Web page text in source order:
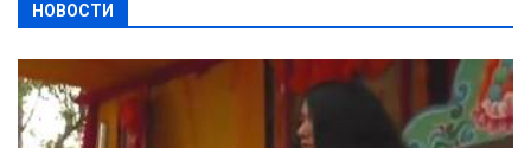
НОВОСТИ